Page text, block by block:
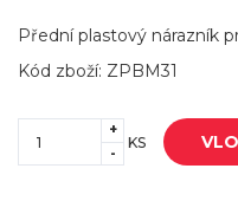
Přední plastový nárazník
Kód zboží: ZPBM31
+
-
KS